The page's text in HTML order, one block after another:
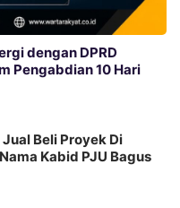
dengan DPRD
Pengabdian 10 Hari
Beli Proyek Di
Kabid PJU Bagus